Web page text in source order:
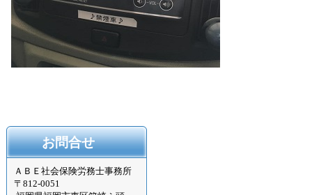
お問合せ
ＡＢＥ社会保険労務士事務所
〒 812-0051